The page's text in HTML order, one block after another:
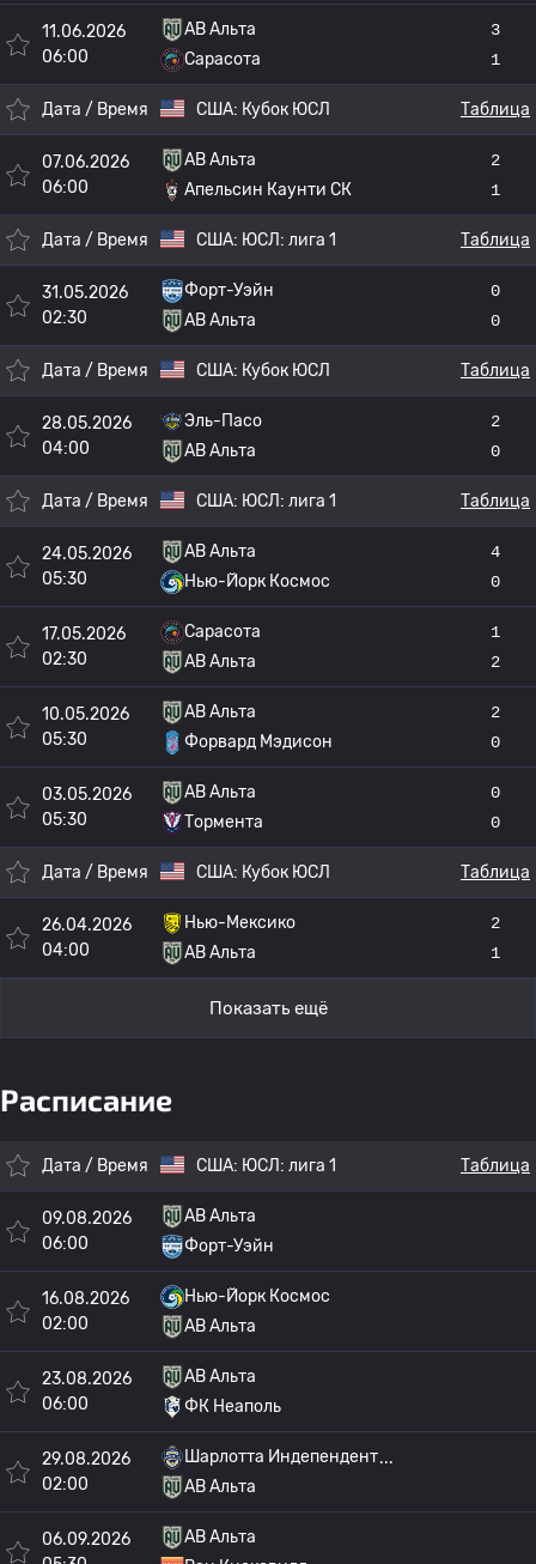
11.06.2026
06:00
АВ Альта
Сарасота
3
1
Дата / Время США: Кубок ЮСЛ Таблица
07.06.2026
06:00
АВ Альта
Апельсин Каунти СК
2
1
Дата / Время США: ЮСЛ: лига 1 Таблица
31.05.2026
02:30
Форт-Уэйн
АВ Альта
0
0
Дата / Время США: Кубок ЮСЛ Таблица
28.05.2026
04:00
Эль-Пасо
АВ Альта
2
0
Дата / Время США: ЮСЛ: лига 1 Таблица
24.05.2026
05:30
АВ Альта
Нью-Йорк Космос
4
0
17.05.2026
02:30
Сарасота
АВ Альта
1
2
10.05.2026
05:30
АВ Альта
Форвард Мэдисон
2
0
03.05.2026
05:30
АВ Альта
Тормента
0
0
Дата / Время США: Кубок ЮСЛ Таблица
26.04.2026
04:00
Нью-Мексико
АВ Альта
2
1
Показать ещё
Расписание
Дата / Время США: ЮСЛ: лига 1 Таблица
09.08.2026
06:00
АВ Альта
Форт-Уэйн
16.08.2026
02:00
Нью-Йорк Космос
АВ Альта
23.08.2026
06:00
АВ Альта
ФК Неаполь
29.08.2026
02:00
Шарлотта Индепендент
АВ Альта
06.09.2026
АВ Альта